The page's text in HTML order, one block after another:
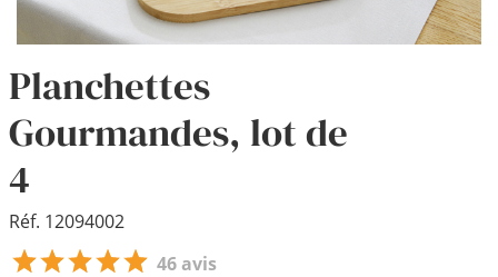
Planchettes
Gourmandes, lot de
4
Réf. 12094002
46 avis